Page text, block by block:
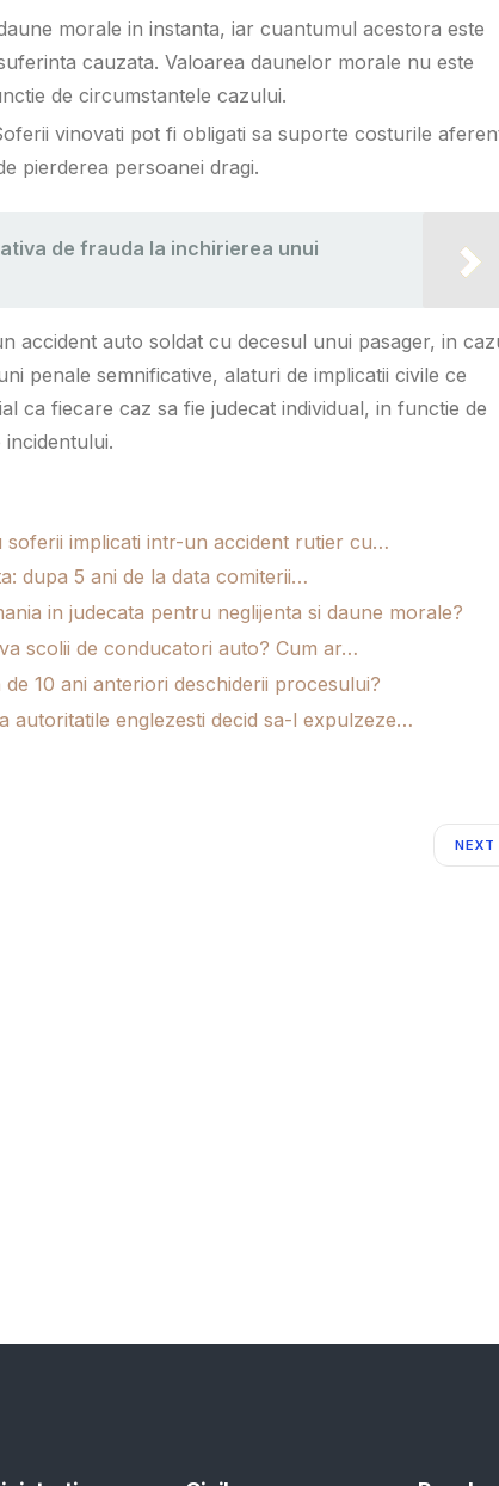
morale in instanta, iar cuantumul acestora este
cauzata. Valoarea daunelor morale nu este
de circumstantele cazului.
vinovati pot fi obligati sa suporte costurile
pierderea persoanei dragi.
de frauda la inchirierea unui
accident auto soldat cu decesul unui pasager, in
penale semnificative, alaturi de implicatii civile ce
ca fiecare caz sa fie judecat individual, in functie de
soferii implicati intr-un accident rutier cu…
dupa 5 ani de la data comiterii…
in judecata pentru neglijenta si daune morale?
scolii de conducatori auto? Cum ar…
10 ani anteriori deschiderii procesului?
autoritatile englezesti decid sa-l expulzeze…
NEXT